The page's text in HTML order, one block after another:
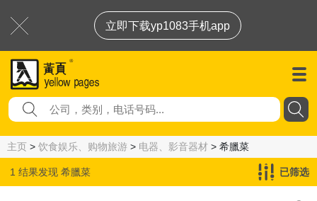
立即下载yp1083手机app
主页 > 饮食娱乐、购物旅游 > 电器、影音器材 > 希臘菜
1 结果发现 希臘菜 已筛选